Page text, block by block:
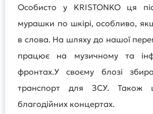
Особисто у KRISTONKO ця
мурашки по шкірі, особливо,
в слова. На шляху до нашої
працює на музичному та
фронтах.У своєму блозі
транспорт для ЗСУ. Також
благодійних концертах.